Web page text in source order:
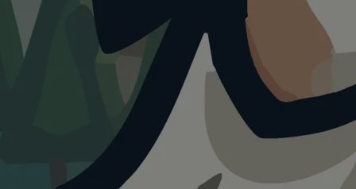
Visualisierung · KI
Hundewiese im
Stadtpark Halle
(Saale)
Heute ist
für Hundewiese im